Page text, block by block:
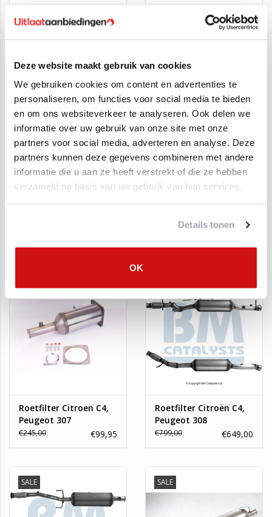
Deze website maakt gebruik van cookies
We gebruiken cookies om content en advertenties te
personaliseren, om functies voor social media te bieden
en om ons websiteverkeer te analyseren. Ook delen we
informatie over uw gebruik van onze site met onze
partners voor social media, adverteren en analyse. Deze
partners kunnen deze gegevens combineren met andere
informatie die u aan ze heeft verstrekt of die ze hebben
verzameld op basis van uw gebruik van hun services.
Details tonen
OK
Roetfilter Citroën C4,
Opel Grandland
€649,00 €499,00
Roetfilter Citroën /
Fiat / Peugeot / Opel /
Toyota 1.5
€950,00 €509,00
SALE
DS4, DS5/ Peugeot
SALE
Roetfilter Citroen C4,
Peugeot 307
€245,00 €99,95
SALE
Roetfilter Citroën C4,
Peugeot 308
€799,00 €649,00
SALE SALE